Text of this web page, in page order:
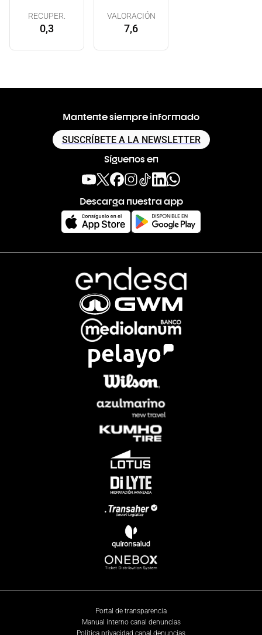
RECUPER.
0,3
VALORACIÓN
7,6
Mantente siempre informado
SUSCRÍBETE A LA NEWSLETTER
Síguenos en
Descarga nuestra app
Portal de transparencia
Manual interno canal denuncias
Política privacidad canal denuncias